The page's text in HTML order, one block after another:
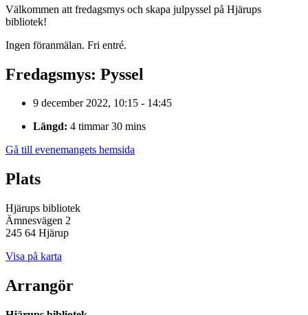
Välkommen att fredagsmys och skapa julpyssel på Hjärups
bibliotek!
Ingen föranmälan. Fri entré.
Fredagsmys: Pyssel
9 december 2022, 10:15 - 14:45
Längd: 4 timmar 30 mins
Gå till evenemangets hemsida
Plats
Hjärups bibliotek
Ämnesvägen 2
245 64 Hjärup
Visa på karta
Arrangör